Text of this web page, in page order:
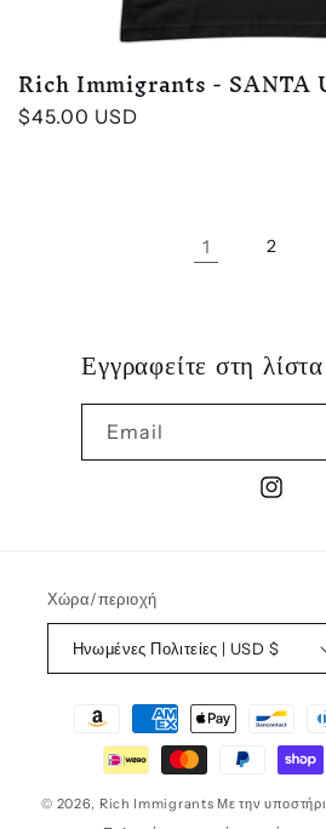
Rich Immigrants -
Κανονική
$45.00 USD
1 2
Εγγραφείτε στη
Email
Χώρα/περιοχή
Ηνωμένες Πολιτείες | USD $
Μέθοδοι
πληρωμής
© 2026, Rich Immigrants Με την